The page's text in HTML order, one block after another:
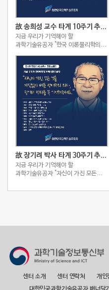
故 송희성 교수 타계 10주기 추모 스토리
지금 우리가 기억해야 할
과학기술유공자 "한국 이론물리학의
故 장기려 박사 타계 30주기 추모 스토리
지금 우리가 기억해야 할
과학기술유공자 "자신이 가진 모든
장기려 박사를 꼭 기억해주세요."
센터 소개 센터 연락처 개인